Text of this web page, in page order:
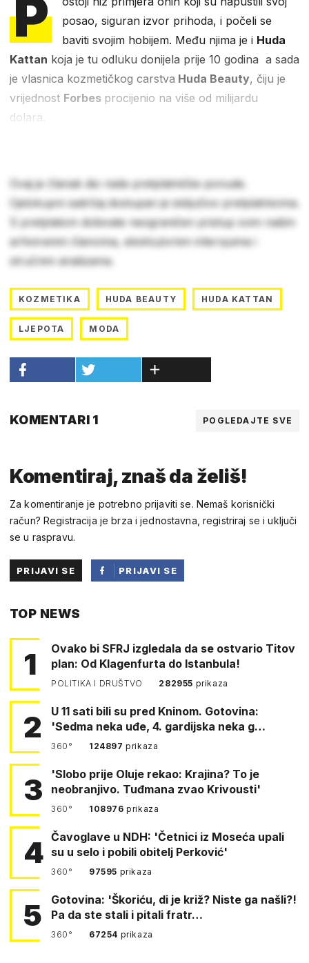
P
posao, siguran izvor prihoda, i počeli se
baviti svojim hobijem. Među njima je i Huda
Kattan koja je tu odluku donijela prije 10 godina a sada
je vlasnica kozmetičkog carstva Huda Beauty, čiju je
vrijednost Forbes procijenio na više od milijardu
dolara.
Ovaj je članak dio naše pretplatničke ponude.
Cjelokupni sadržaj dostupan je isključivo pretplatnicima.
S pretplatom dobivate neograničen pristup svim našim
arhiviranim člancima, ekskluzivnim intervjuima i
stručnim analizama.
KOZMETIKA HUDA BEAUTY HUDA KATTAN
LJEPOTA MODA
KOMENTARI 1 POGLEDAJTE SVE
Komentiraj, znaš da želiš!
Za komentiranje je potrebno prijaviti se. Nemaš korisnički
račun? Registracija je brza i jednostavna, registriraj se i uključi
se u raspravu.
PRIJAVI SE
PRIJAVI SE
TOP NEWS
1
Ovako bi SFRJ izgledala da se ostvario Titov
plan: Od Klagenfurta do Istanbula!
POLITIKA I DRUŠTVO 282955 prikaza
2
U 11 sati bili su pred Kninom. Gotovina:
'Sedma neka uđe, 4. gardijska neka g…
360° 124897prikaza
3
'Slobo prije Oluje rekao: Krajina? To je
neobranjivo. Tuđmana zvao Krivousti'
360° 108976prikaza
4 Čavoglave u NDH: 'Četnici iz Moseća upali
su u selo i pobili obitelj Perković'
360° 97595 prikaza
5
Gotovina: 'Škoriću, di je križ? Niste ga našli?!
Pa da ste stali i pitali fratr…
360° 67254 prikaza